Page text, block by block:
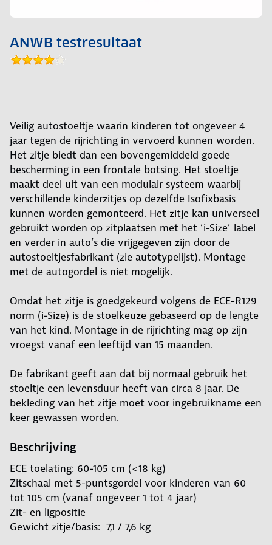
ANWB testresultaat
Veilig autostoeltje waarin kinderen tot ongeveer 4
jaar tegen de rijrichting in vervoerd kunnen worden.
Het zitje biedt dan een bovengemiddeld goede
bescherming in een frontale botsing. Het stoeltje
maakt deel uit van een modulair systeem waarbij
verschillende kinderzitjes op dezelfde Isofixbasis
kunnen worden gemonteerd. Het zitje kan universeel
gebruikt worden op zitplaatsen met het ‘i-Size’ label
en verder in auto’s die vrijgegeven zijn door de
autostoeltjesfabrikant (zie autotypelijst). Montage
met de autogordel is niet mogelijk.
Omdat het zitje is goedgekeurd volgens de ECE-R129
norm (i-Size) is de stoelkeuze gebaseerd op de lengte
van het kind. Montage in de rijrichting mag op zijn
vroegst vanaf een leeftijd van 15 maanden.
De fabrikant geeft aan dat bij normaal gebruik het
stoeltje een levensduur heeft van circa 8 jaar. De
bekleding van het zitje moet voor ingebruikname een
keer gewassen worden.
Beschrijving
ECE toelating: 60-105 cm (<18 kg)
Zitschaal met 5-puntsgordel voor kinderen van 60
tot 105 cm (vanaf ongeveer 1 tot 4 jaar)
Zit- en ligpositie
Gewicht zitje/basis: 7,1 / 7,6 kg